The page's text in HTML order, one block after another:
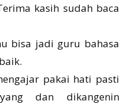
kasih sudah baca
bisa jadi guru bahasa
pakai hati pasti
dan dikangenin